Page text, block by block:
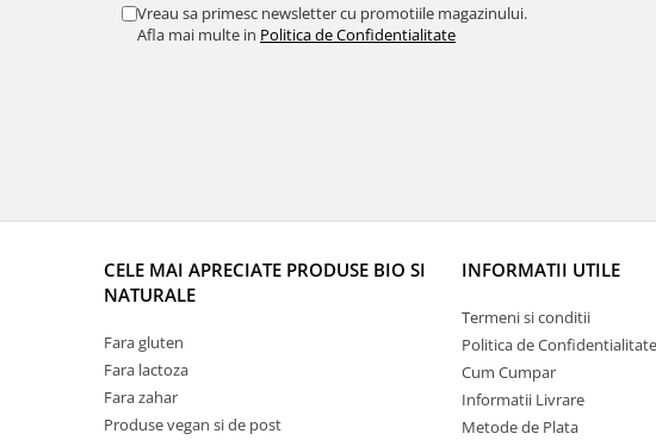
Vreau sa primesc newsletter cu promotiile magazinului.
Afla mai multe in Politica de Confidentialitate
CELE MAI APRECIATE PRODUSE BIO SI
NATURALE
Fara gluten
Fara lactoza
Fara zahar
Produse vegan si de post
INFORMATII UTILE
Termeni si conditii
Politica de Confidentialitate
Cum Cumpar
Informatii Livrare
Metode de Plata